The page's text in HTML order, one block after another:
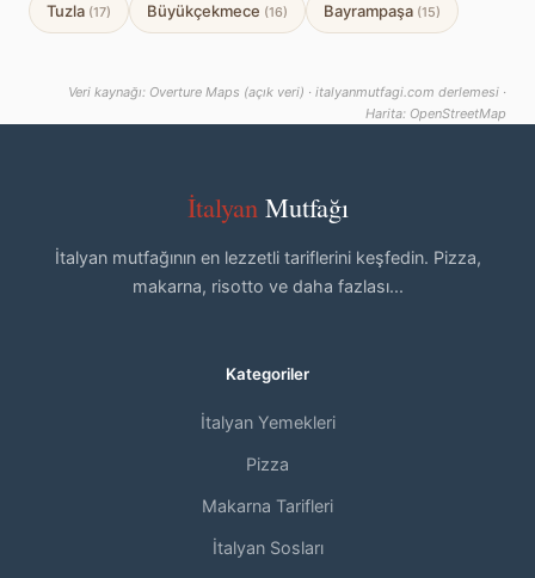
Tuzla (17) Büyükçekmece (16) Bayrampaşa (15)
Veri kaynağı: Overture Maps (açık veri) · italyanmutfagi.com derlemesi ·
Harita: OpenStreetMap
İtalyanMutfağı
İtalyan mutfağının en lezzetli tariflerini keşfedin. Pizza,
makarna, risotto ve daha fazlası...
Kategoriler
İtalyan Yemekleri
Pizza
Makarna Tarifleri
İtalyan Sosları